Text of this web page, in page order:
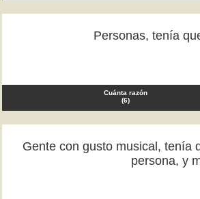
Personas, tenía
Cuánta razón
(6)
Gente con gusto musical, tenía
persona, y